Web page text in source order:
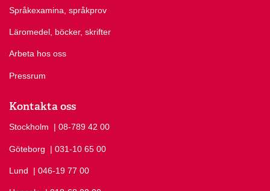
Språkexamina, språkprov
Läromedel, böcker, skrifter
Arbeta hos oss
Pressrum
Kontakta oss
Stockholm Ring Stockholm på
| 08-789 42 00
Göteborg Ring Göteborg på
| 031-10 65 00
Lund Ring Lund på
| 046-19 77 00